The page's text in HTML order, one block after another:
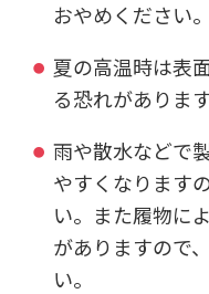
おやめください。
夏の高温時は表
る恐れがありま
雨や散水などで
やすくなります
い。また履物に
がありますので
い。